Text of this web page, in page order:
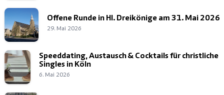
Offene Runde in Hl. Dreikönige am 31. Mai 2026
29. Mai 2026
Speeddating, Austausch & Cocktails für christliche
Singles in Köln
6. Mai 2026